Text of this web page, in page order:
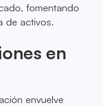
fomentando
de activos.
en
envuelve